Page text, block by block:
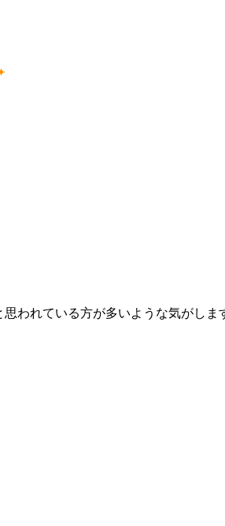
われている方が多いような気がしま